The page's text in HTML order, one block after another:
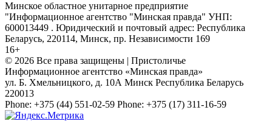
Минское областное унитарное предприятие
"Информационное агентство "Минская правда" УНП:
600013449 . Юридический и почтовый адрес: Республика
Беларусь, 220114, Минск, пр. Независимости 169
16+
© 2026 Все права защищены | Пристоличье
Информационное агентство «Минская правда»
ул. Б. Хмельницкого, д. 10А Минск Республика Беларусь
220013
Phone: +375 (44) 551-02-59 Phone: +375 (17) 311-16-59